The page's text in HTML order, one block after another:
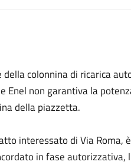
colonnina di ricarica
Enel non garantiva la
della piazzetta.
interessato di Via
in fase